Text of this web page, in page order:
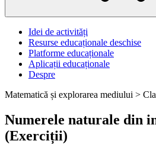
Idei de activități
Resurse educaționale deschise
Platforme educaționale
Aplicații educaționale
Despre
Matematică și explorarea mediului >
Numerele naturale din
(Exerciții)